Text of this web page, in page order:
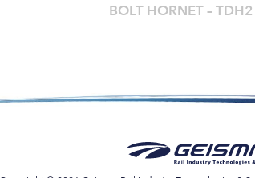
BOLT HORNET – TDH2